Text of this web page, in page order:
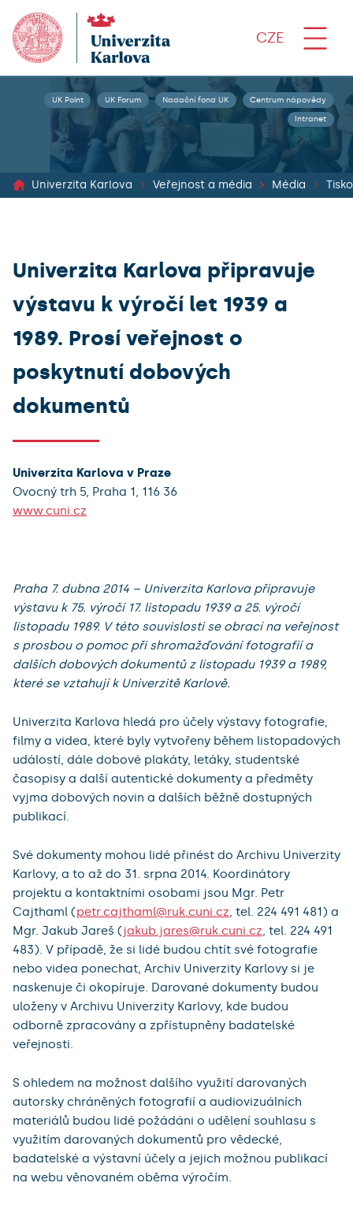
CZE
UK Point UK Forum Nadační fond UK Centrum nápovědy
Intranet
Univerzita Karlova Veřejnost a média Média
Univerzita Karlova připravuje
výstavu k výročí let 1939 a
1989. Prosí veřejnost o
poskytnutí dobových
dokumentů
Univerzita Karlova v Praze
Ovocný trh 5, Praha 1, 116 36
www.cuni.cz
Praha 7. dubna 2014 – Univerzita Karlova připravuje
výstavu k 75. výročí 17. listopadu 1939 a 25. výročí
listopadu 1989. V této souvislosti se obrací na veřejnost
s prosbou o pomoc při shromažďování fotografií a
dalších dobových dokumentů z listopadu 1939 a 1989,
které se vztahují k Univerzitě Karlově.
Univerzita Karlova hledá pro účely výstavy fotografie,
filmy a videa, které byly vytvořeny během listopadových
událostí, dále dobové plakáty, letáky, studentské
časopisy a další autentické dokumenty a předměty
vyjma dobových novin a dalších běžně dostupných
publikací.
Své dokumenty mohou lidé přinést do Archivu Univerzity
Karlovy, a to až do 31. srpna 2014. Koordinátory
projektu a kontaktními osobami jsou Mgr. Petr
Cajthaml (petr.cajthaml@ruk.cuni.cz , tel. 224 491 481) a
Mgr. Jakub Jareš (jakub.jares@ruk.cuni.cz , tel. 224 491
483). V případě, že si lidé budou chtít své fotografie
nebo videa ponechat, Archiv Univerzity Karlovy si je
naskenuje či okopíruje. Darované dokumenty budou
uloženy v Archivu Univerzity Karlovy, kde budou
odborně zpracovány a zpřístupněny badatelské
veřejnosti.
S ohledem na možnost dalšího využití darovaných
autorsky chráněných fotografií a audiovizuálních
materiálů budou lidé požádáni o udělení souhlasu s
využitím darovaných dokumentů pro vědecké,
badatelské a výstavní účely a jejich možnou publikací
na webu věnovaném oběma výročím.